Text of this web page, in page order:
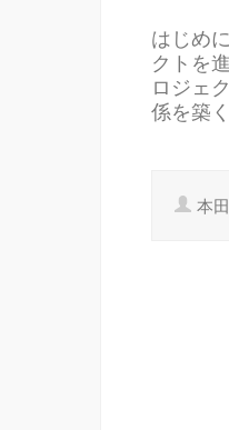
はじめ
クトを
ロジェ
係を築
本田